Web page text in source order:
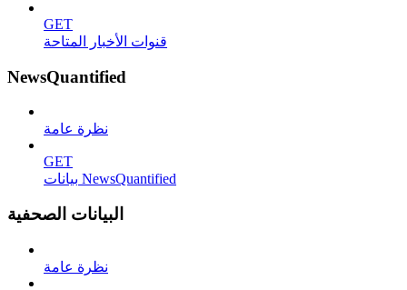
GET
قنوات الأخبار المتاحة
NewsQuantified
نظرة عامة
GET
بيانات NewsQuantified
البيانات الصحفية
نظرة عامة